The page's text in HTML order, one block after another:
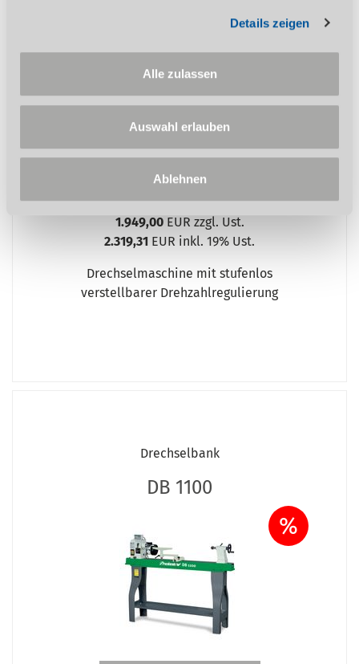
Details zeigen
Alle zulassen
Auswahl erlauben
Ablehnen
%
ZUM PRODUKT
1.949,00EUR zzgl. Ust.
2.319,31 EUR inkl. 19% Ust.
Drechselmaschine mit stufenlos
verstellbarer Drehzahlregulierung
Drechselbank
DB 1100
%